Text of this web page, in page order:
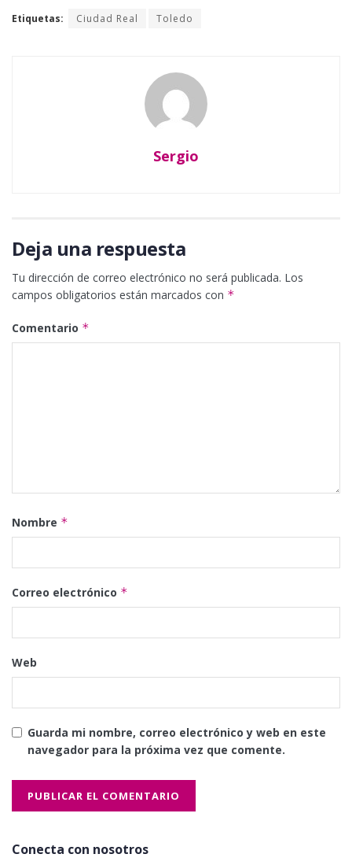
Etiquetas: Ciudad Real Toledo
Sergio
Deja una respuesta
Tu dirección de correo electrónico no será publicada. Los
campos obligatorios están marcados con *
Comentario *
Nombre *
Correo electrónico *
Web
Guarda mi nombre, correo electrónico y web en este
navegador para la próxima vez que comente.
Conecta con nosotros